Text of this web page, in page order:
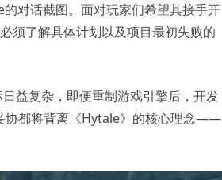
对话截图。面对玩家们希望其接手开
须了解具体计划以及项目最初失败的
益复杂，即便重制游戏引擎后，开发
协都将背离《Hytale》的核心理念——